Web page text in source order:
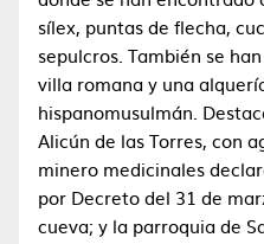
sílex, puntas de flecha,
sepulcros. También se
villa romana y una
hispanomusulmán.
Alicún de las Torres, con
minero medicinales
por Decreto del 31 de
cueva; y la parroquia de